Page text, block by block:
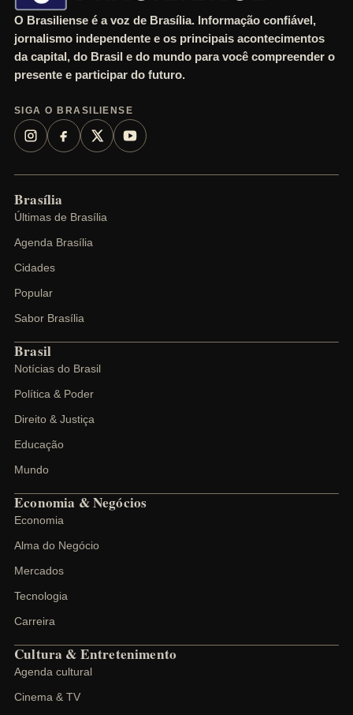
O Brasiliense é a voz de Brasília. Informação confiável,
jornalismo independente e os principais acontecimentos
da capital, do Brasil e do mundo para você compreender o
presente e participar do futuro.
SIGA O BRASILIENSE
Brasília
Últimas de Brasília
Agenda Brasília
Cidades
Popular
Sabor Brasília
Brasil
Notícias do Brasil
Política & Poder
Direito & Justiça
Educação
Mundo
Economia & Negócios
Economia
Alma do Negócio
Mercados
Tecnologia
Carreira
Cultura & Entretenimento
Agenda cultural
Cinema & TV